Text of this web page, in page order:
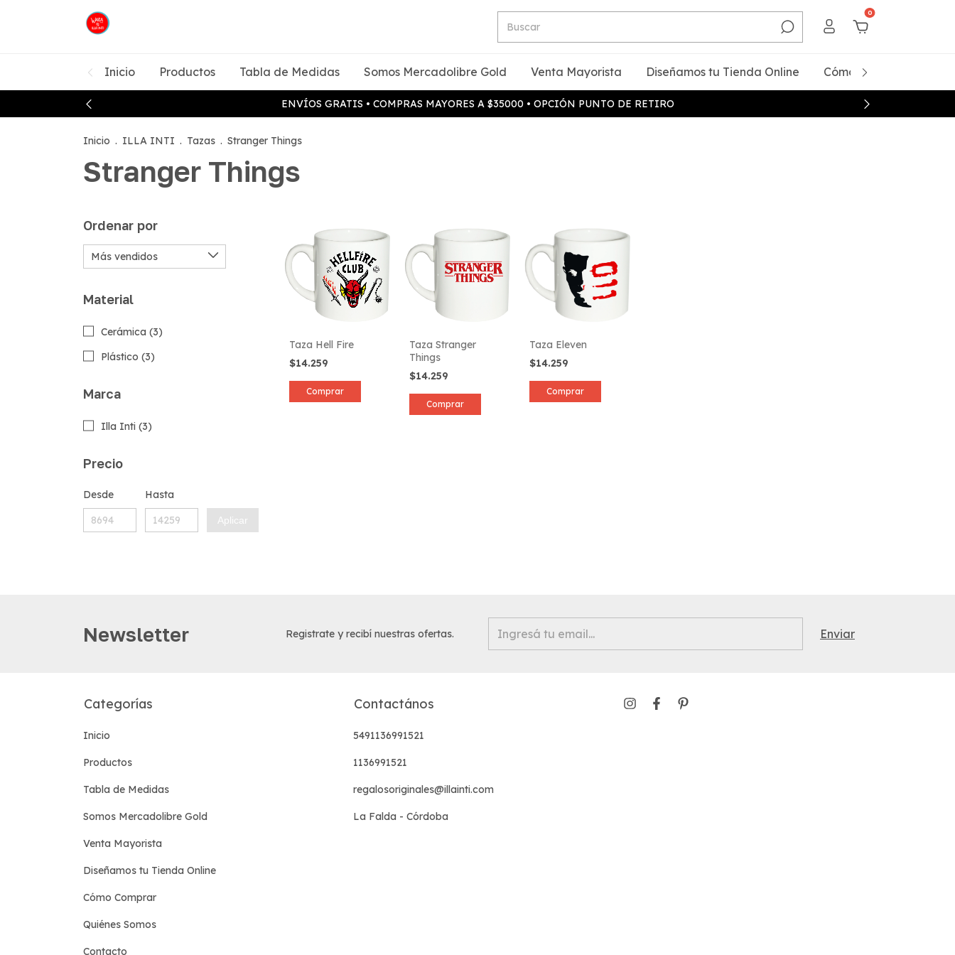
0
Inicio Productos Tabla de Medidas Somos Mercadolibre Gold Venta Mayorista Diseñamos tu Tienda Online Cómo Comprar
ENVÍOS GRATIS • COMPRAS MAYORES A $35000 • OPCIÓN PUNTO DE RETIRO
Inicio . ILLA INTI . Tazas . Stranger Things
Stranger Things
Ordenar por
Material
Cerámica (3)
Plástico (3)
Marca
Illa Inti (3)
Precio
Desde Hasta
Aplicar
Taza Hell Fire
$14.259
Comprar
Taza Stranger
Things
$14.259
Comprar
Taza Eleven
$14.259
Comprar
Newsletter Registrate y recibí nuestras ofertas.
Categorías
Inicio
Productos
Tabla de Medidas
Somos Mercadolibre Gold
Venta Mayorista
Diseñamos tu Tienda Online
Cómo Comprar
Quiénes Somos
Contacto
Contactános
5491136991521
1136991521
regalosoriginales@illainti.com
La Falda - Córdoba